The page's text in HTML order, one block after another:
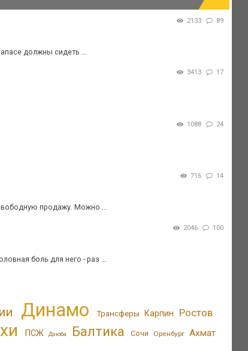
2133 89
должны сидеть ...
3413 17
1088 24
716 14
продажу. Можно ...
2046 100
боль для него - раз ...
Динамо Трансферы Карпин Ростов
ПСЖ Дзюба Балтика Сочи Оренбург Ахмат